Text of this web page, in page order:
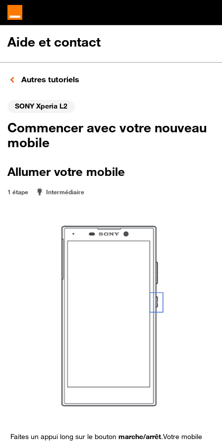
Aide et contact
Autres tutoriels
SONY Xperia L2
Commencer avec votre nouveau
mobile
Allumer votre mobile
1 étape Intermédiaire
Faites un appui long sur le bouton marche/arrêt.Votre mobile